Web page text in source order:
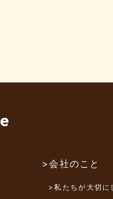
>会社のこと
>私たちが大切に